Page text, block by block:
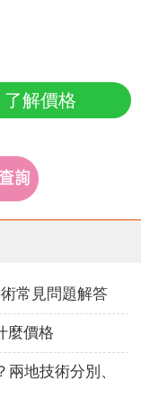
了解價格
常見問題解答
麼價格
地技術分別、